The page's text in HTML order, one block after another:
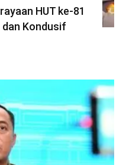
HUT ke-81
dan Kondusif